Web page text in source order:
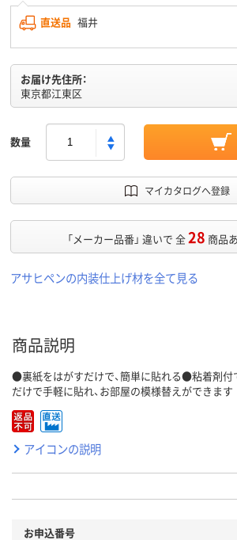
直送品 福井
お届け先住所：
東京都江東区
数量
マイカタログへ登録
「メーカー品番」 違いで 全28 商品
アサヒペンの内装仕上げ材を全て見る
商品説明
●裏紙をはがすだけで、簡単に貼れる●粘着剤付
だけで手軽に貼れ、お部屋の模様替えができます
アイコンの説明
お申込番号